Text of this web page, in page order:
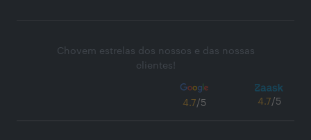
Chovem estrelas dos nossos e das nossas
clientes!
4.7/5 4.7/5